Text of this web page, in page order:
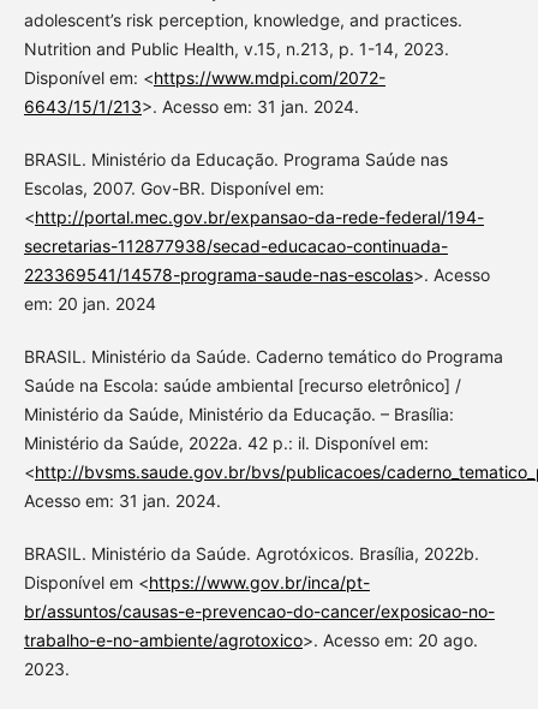
adolescent’s risk perception, knowledge, and practices.
Nutrition and Public Health, v.15, n.213, p. 1-14, 2023.
Disponível em: <https://www.mdpi.com/2072-
6643/15/1/213>. Acesso em: 31 jan. 2024.
BRASIL. Ministério da Educação. Programa Saúde nas
Escolas, 2007. Gov-BR. Disponível em:
<http://portal.mec.gov.br/expansao-da-rede-federal/194-
secretarias-112877938/secad-educacao-continuada-
223369541/14578-programa-saude-nas-escolas>. Acesso
em: 20 jan. 2024
BRASIL. Ministério da Saúde. Caderno temático do Programa
Saúde na Escola: saúde ambiental [recurso eletrônico] /
Ministério da Saúde, Ministério da Educação. – Brasília:
Ministério da Saúde, 2022a. 42 p.: il. Disponível em:
<http://bvsms.saude.gov.br/bvs/publicacoes/
Acesso em: 31 jan. 2024.
BRASIL. Ministério da Saúde. Agrotóxicos. Brasília, 2022b.
Disponível em <https://www.gov.br/inca/pt-
br/assuntos/causas-e-prevencao-do-cancer/exposicao-no-
trabalho-e-no-ambiente/agrotoxico>. Acesso em: 20 ago.
2023.